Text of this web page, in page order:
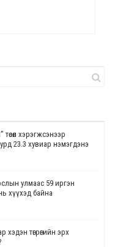
хэрэгжсэнээр
хурд 23.3 хувиар нэмэгдэнэ
улмаас 59 иргэн
хүүхэд байна
төгрөгийн эрх